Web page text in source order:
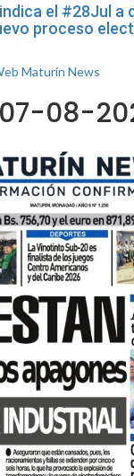
el #28Jul a
proceso
Maturín News
07-08-